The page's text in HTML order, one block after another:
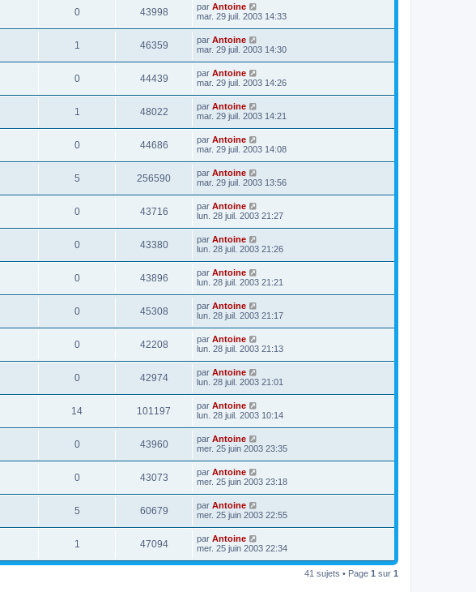
0 43998 par Antoine
mar. 29 juil. 2003 14:33
1 46359 par Antoine
mar. 29 juil. 2003 14:30
0 44439 par Antoine
mar. 29 juil. 2003 14:26
1 48022 par Antoine
mar. 29 juil. 2003 14:21
0 44686 par Antoine
mar. 29 juil. 2003 14:08
5 256590 par Antoine
mar. 29 juil. 2003 13:56
0 43716 par Antoine
lun. 28 juil. 2003 21:27
0 43380 par Antoine
lun. 28 juil. 2003 21:26
0 43896 par Antoine
lun. 28 juil. 2003 21:21
0 45308 par Antoine
lun. 28 juil. 2003 21:17
0 42208 par Antoine
lun. 28 juil. 2003 21:13
0 42974 par Antoine
lun. 28 juil. 2003 21:01
14 101197 par Antoine
lun. 28 juil. 2003 10:14
0 43960 par Antoine
mer. 25 juin 2003 23:35
0 43073 par Antoine
mer. 25 juin 2003 23:18
5 60679 par Antoine
mer. 25 juin 2003 22:55
1 47094 par Antoine
mer. 25 juin 2003 22:34
41 sujets • Page 1 sur 1